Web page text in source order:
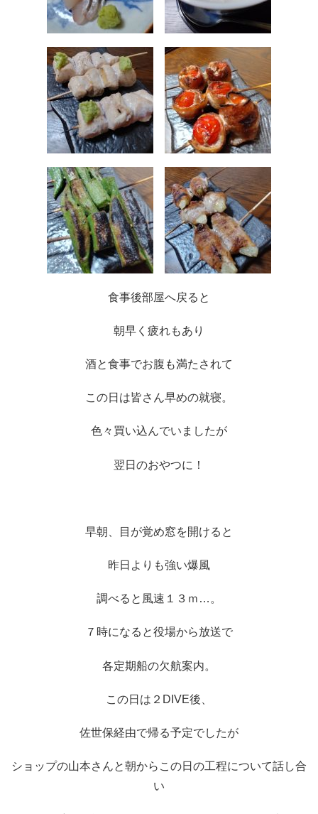
食事後部屋へ戻ると
朝早く疲れもあり
酒と食事でお腹も満たされて
この日は皆さん早めの就寝。
色々買い込んでいましたが
翌日のおやつに！
早朝、目が覚め窓を開けると
昨日よりも強い爆風
調べると風速１３ｍ…。
７時になると役場から放送で
各定期船の欠航案内。
この日は２DIVE後、
佐世保経由で帰る予定でしたが
ショップの山本さんと朝からこの日の工程について話し合
い